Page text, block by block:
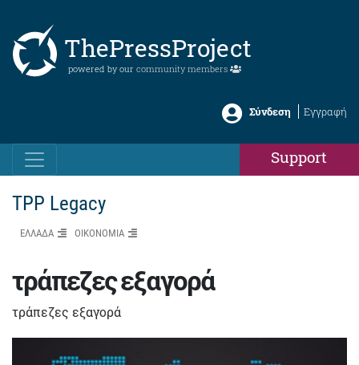
ThePressProject
powered by our community members
Σύνδεση Εγγραφή
Support
TPP Legacy
ΕΛΛΑΔΑ ΟΙΚΟΝΟΜΙΑ
τράπεζες εξαγορά
τράπεζες εξαγορά